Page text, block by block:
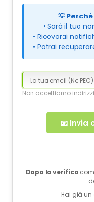
💡
• Sarà il tuo
• Riceverai
• Potrai
Non accettiamo
📧 Invia
Dopo la verifica
Hai già